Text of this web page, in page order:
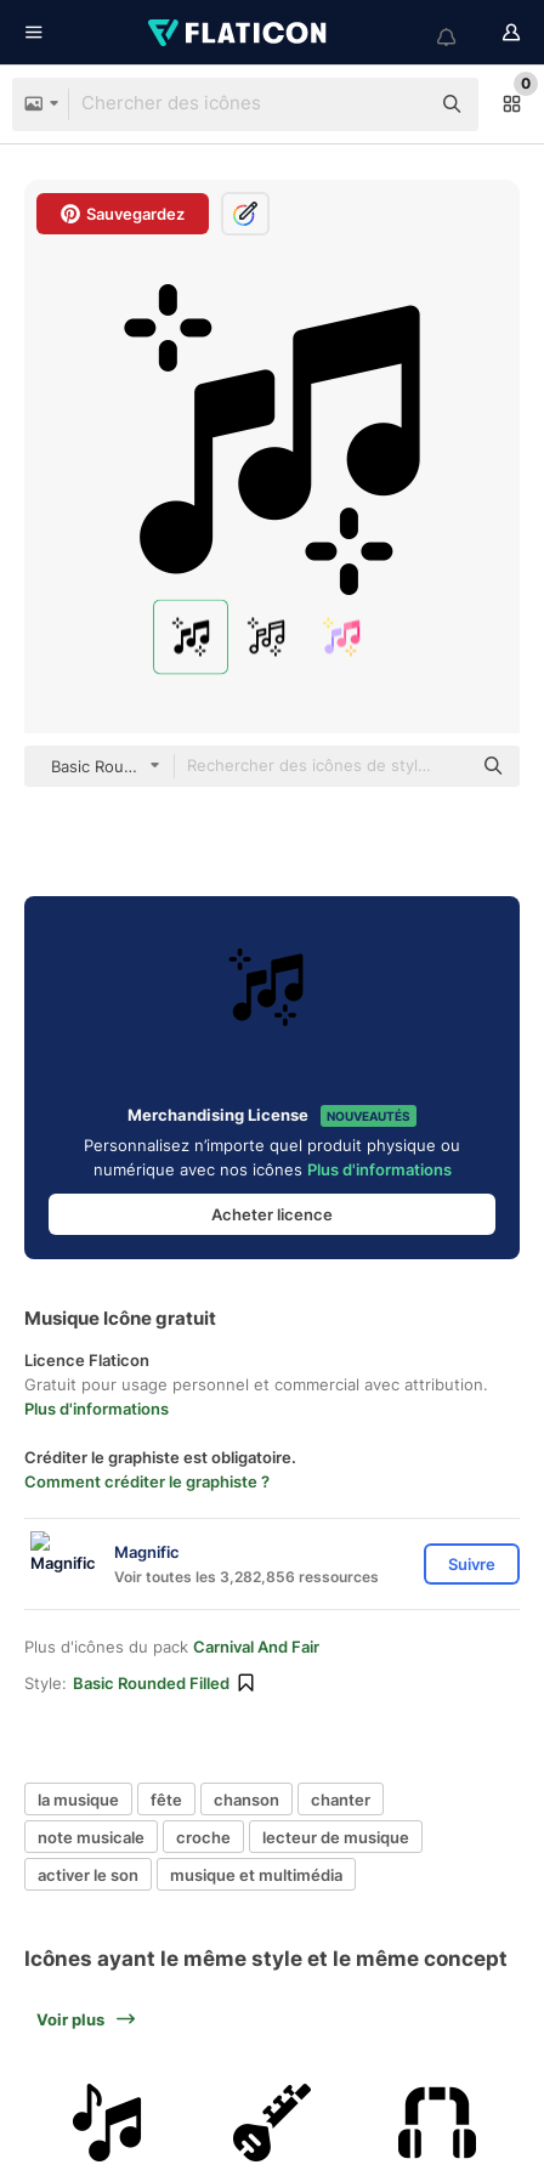
0
Sauvegardez
Basic Rounded Filled
Merchandising License NOUVEAUTÉS
Personnalisez n’importe quel produit physique ou
numérique avec nos icônes Plus d'informations
Acheter licence
Musique Icône gratuit
Licence Flaticon
Gratuit pour usage personnel et commercial avec attribution.
Plus d'informations
Créditer le graphiste est obligatoire.
Comment créditer le graphiste ?
Magnific
Voir toutes les 3,282,856 ressources
Suivre
Plus d'icônes du pack Carnival And Fair
Style: Basic Rounded Filled
la musique fête chanson
chanter
note musicale
croche
lecteur de musique
activer le son
musique et multimédia
Icônes ayant le même style et le même concept
Voir plus